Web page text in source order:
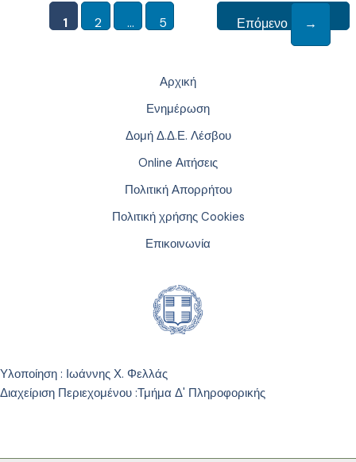
1 2 … 5 Επόμενο →
Αρχική
Ενημέρωση
Δομή Δ.Δ.Ε. Λέσβου
Online Αιτήσεις
Πολιτική Απορρήτου
Πολιτική χρήσης Cookies
Επικοινωνία
Υλοποίηση : Ιωάννης Χ. Φελλάς
Διαχείριση Περιεχομένου :Τμήμα Δ' Πληροφορικής